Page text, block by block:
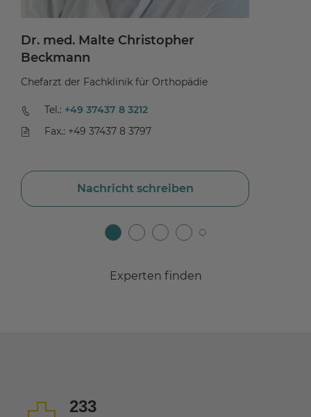
Dr. med. Malte Christopher
Beckmann
Chefarzt der Fachklinik für Orthopädie
Tel.: +49 37437 8 3212
Fax.: +49 37437 8 3797
Nachricht schreiben
Experten finden
233